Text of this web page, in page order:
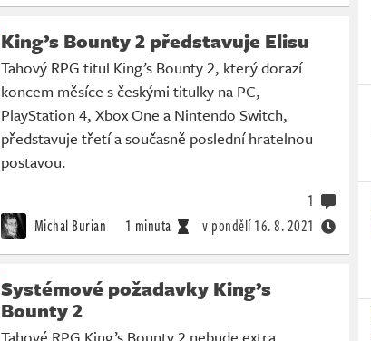
King’s Bounty 2 představuje Elisu
Tahový RPG titul King’s Bounty 2, který dorazí
koncem měsíce s českými titulky na PC,
PlayStation 4, Xbox One a Nintendo Switch,
představuje třetí a současně poslední hratelnou
postavou.
Michal Burian 1 minuta v pondělí16. 8. 2021
1
Systémové požadavky King’s
Bounty 2